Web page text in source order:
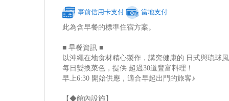
事前信用卡支付 當地支付
此為含早餐的標準住宿方案。
■ 早餐資訊 ■
以沖繩在地食材精心製作，講究健康的 日式與琉球
每日變換菜色，提供 超過30道豐富料理！
早上6:30 開始供應，適合早起出門的旅客♪
【◆館內設施】